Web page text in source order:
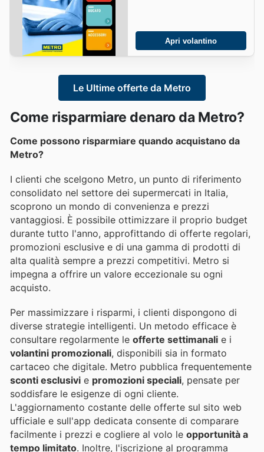
Apri volantino
Le Ultime offerte da Metro
Come risparmiare denaro da Metro?
Come possono risparmiare quando acquistano da
Metro?
I clienti che scelgono Metro, un punto di riferimento
consolidato nel settore dei supermercati in Italia,
scoprono un mondo di convenienza e prezzi
vantaggiosi. È possibile ottimizzare il proprio budget
durante tutto l'anno, approfittando di offerte regolari,
promozioni esclusive e di una gamma di prodotti di
alta qualità sempre a prezzi competitivi. Metro si
impegna a offrire un valore eccezionale su ogni
acquisto.
Per massimizzare i risparmi, i clienti dispongono di
diverse strategie intelligenti. Un metodo efficace è
consultare regolarmente le offerte settimanali e i
volantini promozionali, disponibili sia in formato
cartaceo che digitale. Metro pubblica frequentemente
sconti esclusivi e promozioni speciali, pensate per
soddisfare le esigenze di ogni cliente.
L'aggiornamento costante delle offerte sul sito web
ufficiale e sull'app dedicata consente di comparare
facilmente i prezzi e cogliere al volo le opportunità a
tempo limitato. Inoltre, l'iscrizione al programma